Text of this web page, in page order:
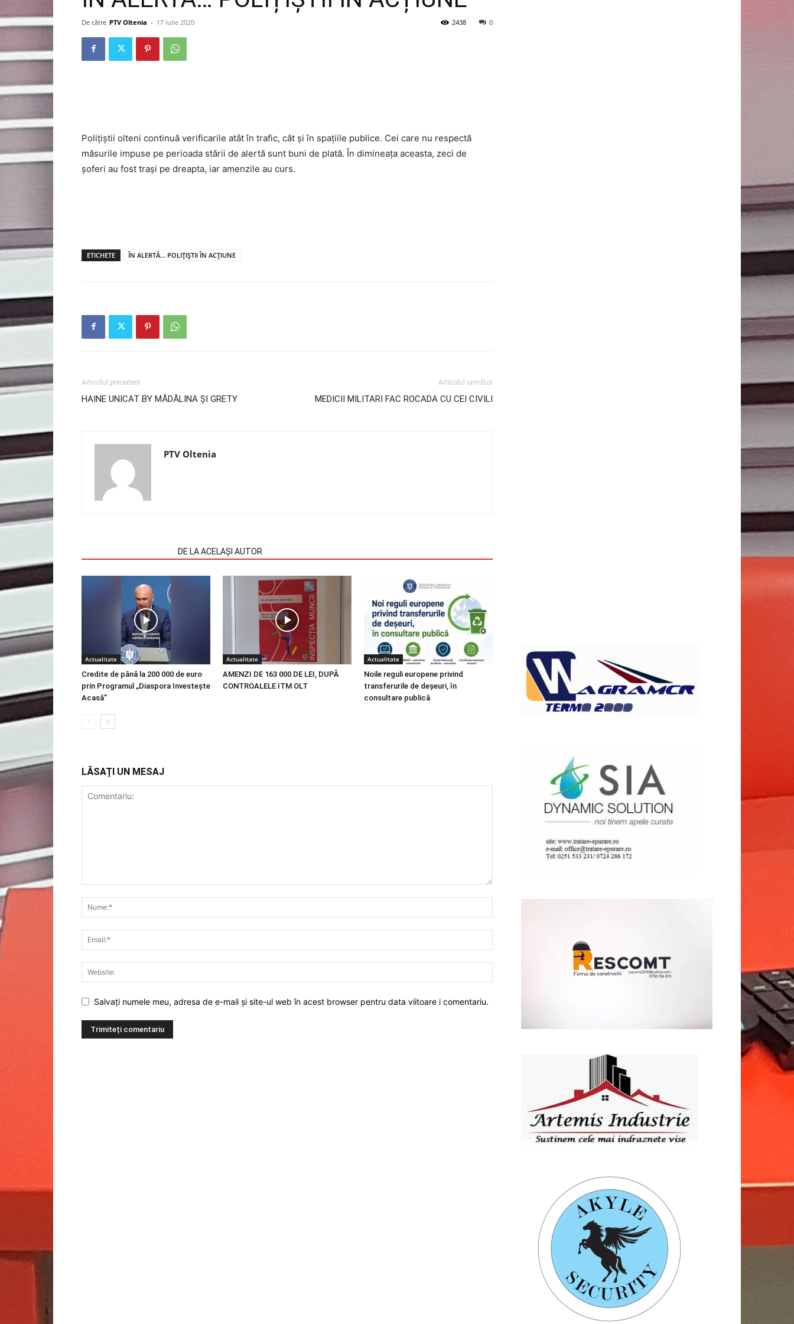
De către PTV Oltenia - 17 iulie 2020 0
2438
Polițiștii olteni continuă verificarile atât în trafic, cât și în spațiile publice. Cei care nu respectă
măsurile impuse pe perioada stării de alertă sunt buni de plată. În dimineața aceasta, zeci de
șoferi au fost trași pe dreapta, iar amenzile au curs.
ETICHETE ÎN ALERTĂ... POLIȚIȘTII ÎN ACȚIUNE
Articolul precedent
HAINE UNICAT BY MĂDĂLINA ȘI GRETY
Articolul următor
MEDICII MILITARI FAC ROCADA CU CEI CIVILI
PTV Oltenia
DE LA ACELAȘI AUTOR
Actualitate
Credite de până la 200 000 de euro
prin Programul „Diaspora Investește
Acasă”
Actualitate
AMENZI DE 163 000 DE LEI, DUPĂ
CONTROALELE ITM OLT
Actualitate
Noile reguli europene privind
transferurile de deșeuri, în
consultare publică
LĂSAȚI UN MESAJ
Salvați numele meu, adresa de e-mail și site-ul web în acest browser pentru data viitoare i comentariu.